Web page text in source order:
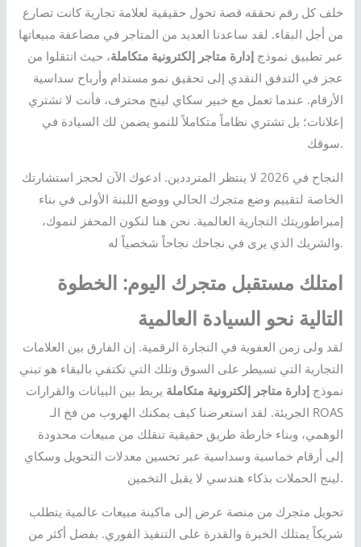
خلف كل رقم نحققه قصة تحول حقيقية لعلامة تجارية كانت تصارع
من أجل البقاء. لقد ساعدنا العديد من المتاجر في مضاعفة مبيعاتها
عبر تطبيق نموذجإدارة متاجر إلكترونية متكاملة، حيث انتقلوا من
عجز في التدفق النقدي إلى تحقيق نمو مستدام وأرباح سداسية
الأرقام. عندما تعمل مع خبير سكاي لينج محترف، فأنت لا تشتري
إعلانات؛ بل تشتري نظاماً متكاملاً للنمو يضمن لك السيادة في
سوقك.
النجاح في 2026 لا ينتظر المترددين. ادعوك الآن لحجز استشارتك
الخاصة لتقييم وضع متجرك الحالي ووضع اللبنة الأولى في بناء
إمبراطوريتك التجارية العالمية. نحن هنا لنكون المحفز لنموك،
والشريك الذي يرى في نجاحك نجاحاً شخصياً له.
امتلك مستقبل متجرك اليوم: الخطوة
التالية نحو السيادة العالمية
لقد ولى زمن العفوية في التجارة الرقمية. إن الفارق بين العلامات
التجارية التي تسيطر على السوق وتلك التي تكتفي بالبقاء هو تبني
نموذجإدارة متاجر إلكترونية متكاملة يربط بين البيانات والقرارات
الجريئة. لقد استعرضنا كيف يمكنك الهروب من فخ الـ ROAS
الوهمي، وبناء خارطة طريق حقيقية تنقلك من مبيعات محدودة
إلى أرقام خماسية وسداسية عبر تحسين معدلات التحويل وسكاي
لينج الحملات بذكاء هندسي لا يقبل التخمين.
تحويل متجرك من منصة عرض إلى ماكينة مبيعات عالمية يتطلب
شريكاً يمتلك الخبرة والقدرة على التنفيذ الفوري. بفضل أكثر من